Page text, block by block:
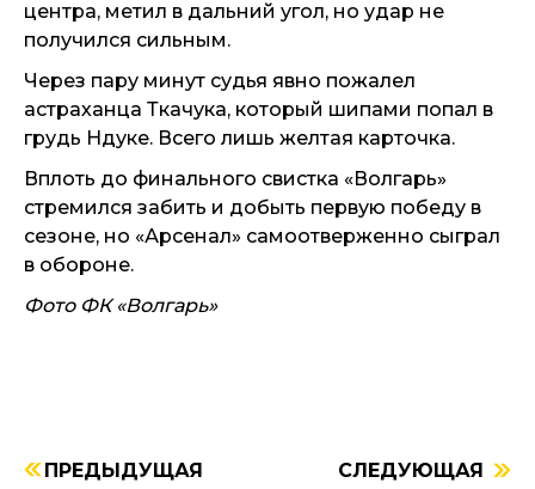
центра, метил в дальний угол, но удар не
получился сильным.
Через пару минут судья явно пожалел
астраханца Ткачука, который шипами попал в
грудь Ндуке. Всего лишь желтая карточка.
Вплоть до финального свистка «Волгарь»
стремился забить и добыть первую победу в
сезоне, но «Арсенал» самоотверженно сыграл
в обороне.
Фото ФК «Волгарь»
ПРЕДЫДУЩАЯ СЛЕДУЮЩАЯ